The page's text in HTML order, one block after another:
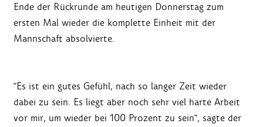
Ende der Rückrunde am heutigen Donnerstag zum
ersten Mal wieder die komplette Einheit mit der
Mannschaft absolvierte.
"Es ist ein gutes Gefühl, nach so langer Zeit wieder
dabei zu sein. Es liegt aber noch sehr viel harte Arbeit
vor mir, um wieder bei 100 Prozent zu sein", sagte der